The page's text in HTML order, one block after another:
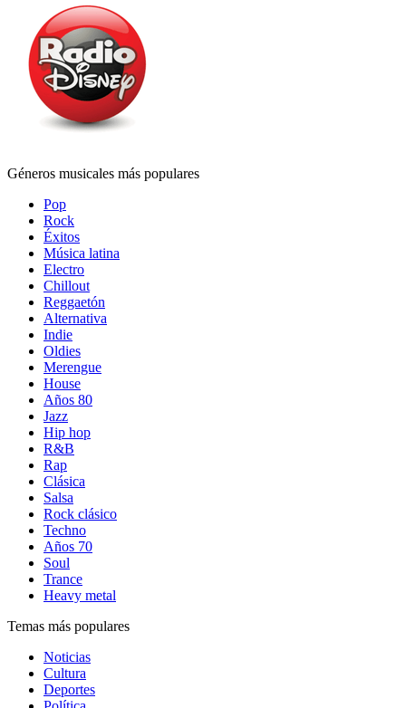
Géneros musicales más populares
Pop
Rock
Éxitos
Música latina
Electro
Chillout
Reggaetón
Alternativa
Indie
Oldies
Merengue
House
Años 80
Jazz
Hip hop
R&B
Rap
Clásica
Salsa
Rock clásico
Techno
Años 70
Soul
Trance
Heavy metal
Temas más populares
Noticias
Cultura
Deportes